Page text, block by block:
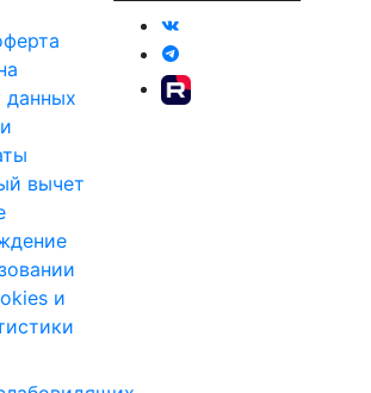
данных
вычет
и